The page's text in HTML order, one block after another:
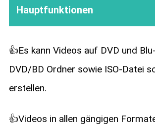
Hauptfunktionen
👍Es kann Videos auf DVD und
DVD/BD Ordner sowie ISO-Datei
erstellen.
👍Videos in allen gängigen